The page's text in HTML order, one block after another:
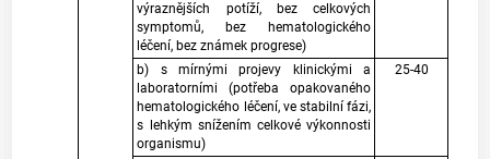
výraznějších potíží, bez celkových
symptomů, bez hematologického
léčení, bez známek progrese)
b) s mírnými projevy klinickými a
laboratorními (potřeba opakovaného
hematologického léčení, ve stabilní fázi,
s lehkým snížením celkové výkonnosti
organismu)
25-40